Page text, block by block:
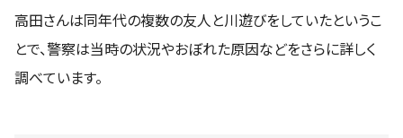
高田さんは同年代の複数の友人と川遊びをしていたというこ
とで、警察は当時の状況やおぼれた原因などをさらに詳しく
調べています。